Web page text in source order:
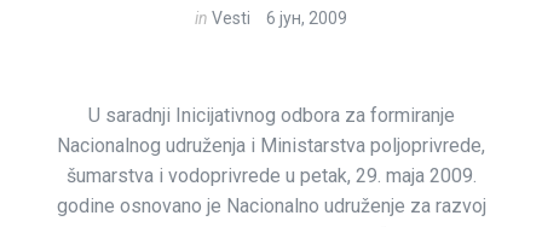
in Vesti 6 јун, 2009
U saradnji Inicijativnog odbora za formiranje
Nacionalnog udruženja i Ministarstva poljoprivrede,
šumarstva i vodoprivrede u petak, 29. maja 2009.
godine osnovano je Nacionalno udruženje za razvoj